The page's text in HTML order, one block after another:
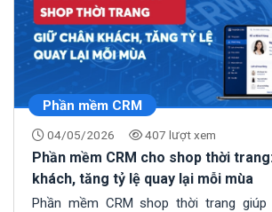
Phần mềm CRM
04/05/2026 407 lượt xem
Phần mềm CRM cho shop thời
khách, tăng tỷ lệ quay lại mỗi mùa
Phần mềm CRM shop thời trang giúp